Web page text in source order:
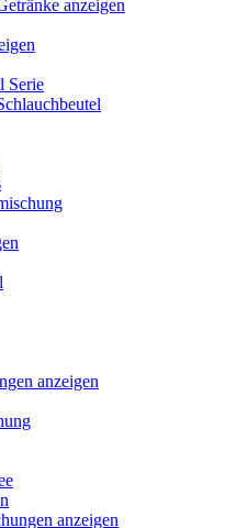
anzeigen
Serie
anzeigen
anzeigen